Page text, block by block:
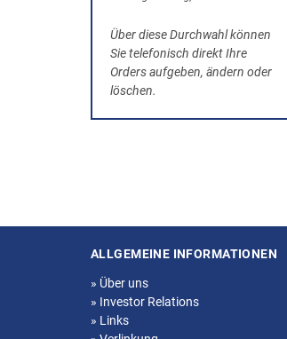
Über diese Durchwahl können
Sie telefonisch direkt Ihre
Orders aufgeben, ändern oder
löschen.
Seitenstruktur
ALLGEMEINE INFORMATIONEN
» Über uns
» Investor Relations
» Links